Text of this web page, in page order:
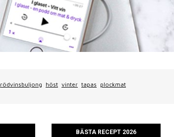
rödvinsbuljong höst vinter tapas plockmat
BÄSTA RECEPT 2026